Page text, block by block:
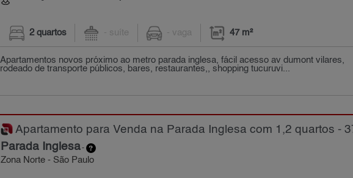
2 quartos - suíte - vaga 47 m²
Apartamentos novos próximo ao metro parada inglesa, fácil acesso av dumont vilares,
rodeado de transporte públicos, bares, restaurantes,, shopping tucuruvi...
Apartamento para Venda na Parada Inglesa com 1,2 quartos -
Parada Inglesa-
Zona Norte - São Paulo